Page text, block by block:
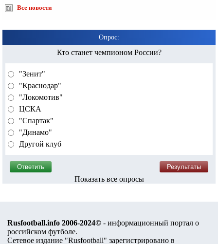
Все новости
Опрос:
Кто станет чемпионом России?
"Зенит"
"Краснодар"
"Локомотив"
ЦСКА
"Спартак"
"Динамо"
Другой клуб
Показать все опросы
Rusfootball.info 2006-2024© - информационный портал о
российском футболе.
Сетевое издание "Rusfootball" зарегистрировано в